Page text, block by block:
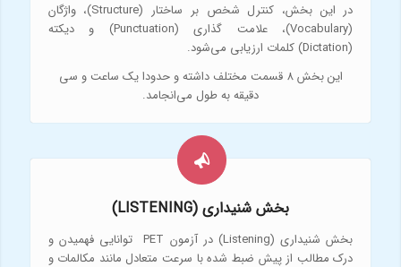
در این بخش، کنترل شخص بر ساختار (Structure)، واژگان
(Vocabulary)، علامت گذاری (Punctuation) و دیکته
(Dictation) کلمات ارزیابی می‌شود.
این بخش 8 قسمت مختلف داشته و حدودا یک ساعت و سی
دقیقه به طول می‌انجامد.
بخش شنیداری (LISTENING)
بخش شنیداری (Listening) در آزمون PET توانایی فهمیدن و
درک مطالب از پیش ضبط شده با سرعت متعادل مانند مکالمات و